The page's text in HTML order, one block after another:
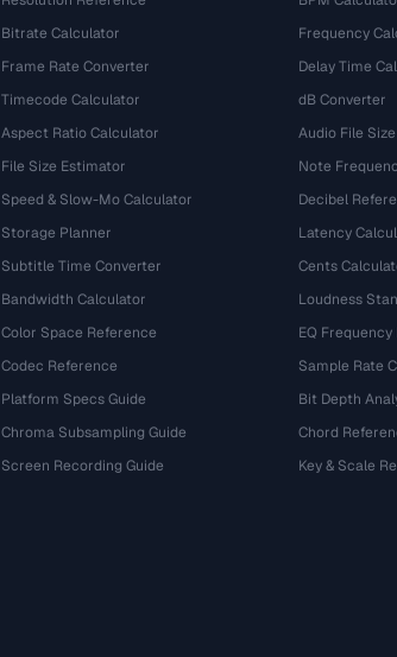
Bitrate Calculator
Frame Rate Converter
Timecode Calculator
Aspect Ratio Calculator
File Size Estimator
Speed & Slow-Mo Calculator
Storage Planner
Subtitle Time Converter
Bandwidth Calculator
Color Space Reference
Codec Reference
Platform Specs Guide
Chroma Subsampling Guide
Screen Recording Guide
Frequency
Delay Time
dB Converter
Audio File
Note
Decibel
Latency
Cents
Loudness
EQ
Sample Rate
Bit Depth
Chord
Key & Scale